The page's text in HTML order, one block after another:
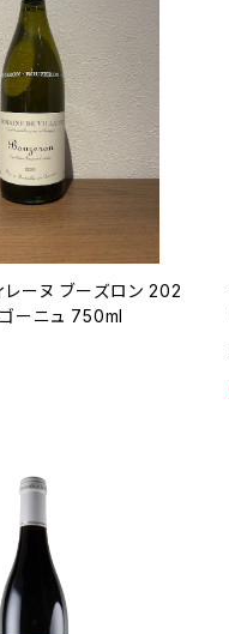
ィレーヌ ブーズロン 202
ーニュ 750ml